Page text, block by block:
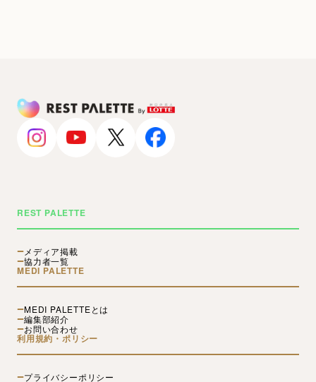
REST PALETTE
メディア掲載
協力者一覧
MEDI PALETTE
MEDI PALETTEとは
編集部紹介
お問い合わせ
利用規約・ポリシー
プライバシーポリシー